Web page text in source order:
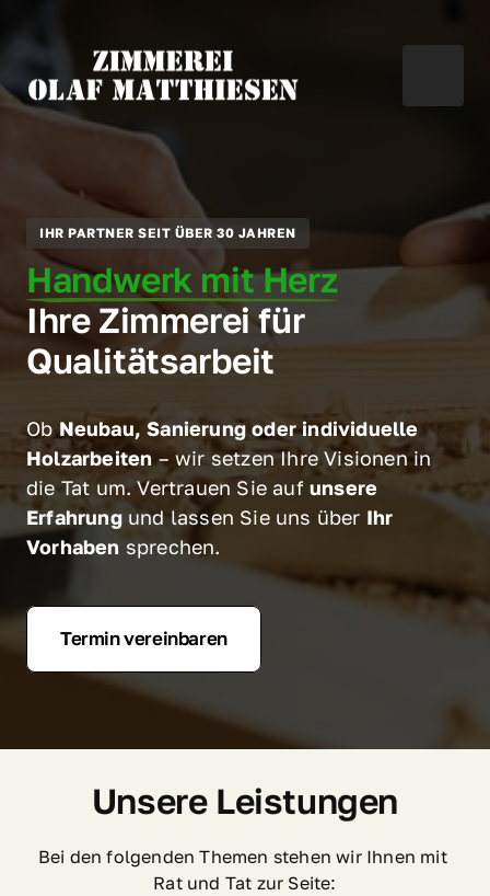
IHR PARTNER SEIT ÜBER 30 JAHREN
Handwerk mit Herz
Ihre Zimmerei für
Qualitätsarbeit
Ob Neubau, Sanierung oder individuelle
Holzarbeiten – wir setzen Ihre Visionen in
die Tat um. Vertrauen Sie auf unsere
Erfahrung und lassen Sie uns über Ihr
Vorhaben sprechen.
Termin vereinbaren
Unsere Leistungen
Bei den folgenden Themen stehen wir Ihnen mit
Rat und Tat zur Seite: